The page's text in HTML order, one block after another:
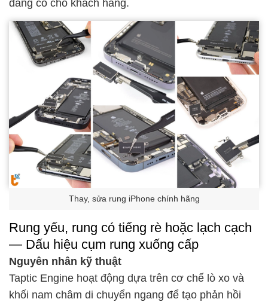
đáng có cho khách hàng.
Thay, sửa rung iPhone chính hãng
Rung yếu, rung có tiếng rè hoặc lạch cạch
— Dấu hiệu cụm rung xuống cấp
Nguyên nhân kỹ thuật
Taptic Engine hoạt động dựa trên cơ chế lò xo và
khối nam châm di chuyển ngang để tạo phản hồi